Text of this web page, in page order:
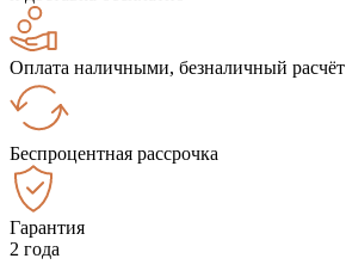
Оплата наличными, безналичный расчёт
Беспроцентная рассрочка
Гарантия
2 года